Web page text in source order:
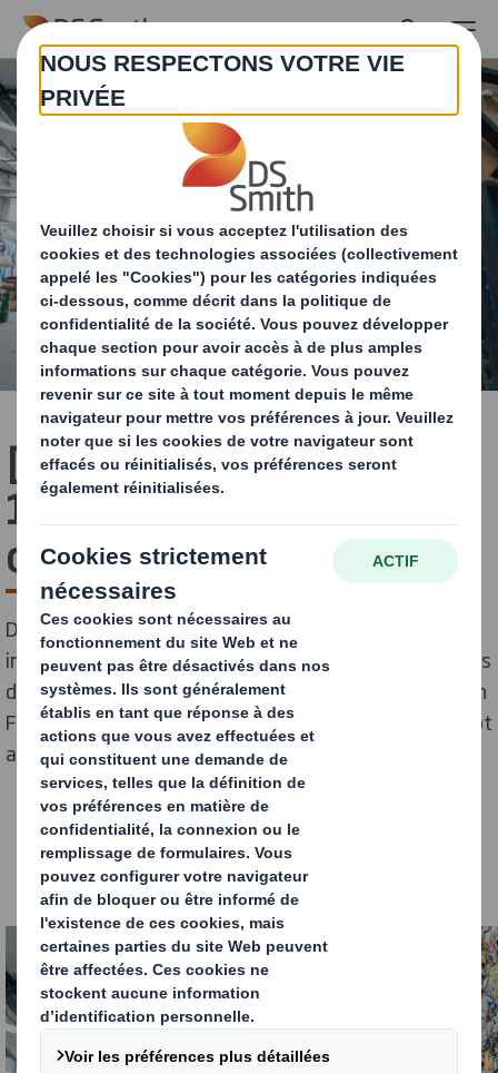
Skip to main content
[Recyclage du carton]
10 min pour tout
comprendre ! DS Smith
Découvrez tout sur le recyclage du carton, un matériau
incontournable dans l'emballage des produits. Avec plus
de 2,6 millions de tonnes de carton ondulé produites en
France en 2019, son utilisation a été multipliée par sept
au cours des dernières décennies.